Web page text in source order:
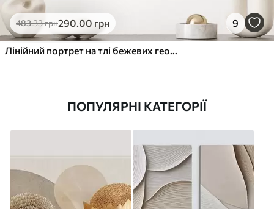
483.33грн290.00 грн 9
Лінійний портрет на тлі бежевих геометричних фігур
ПОПУЛЯРНІ КАТЕГОРІЇ